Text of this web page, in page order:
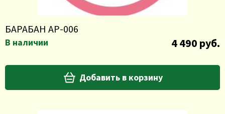
БАРАБАН АР-006
В наличии 4 490 руб.
Добавить в корзину